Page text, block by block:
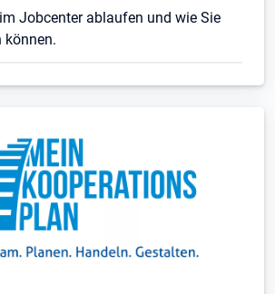
Jobcenter ablaufen und wie Sie
können.